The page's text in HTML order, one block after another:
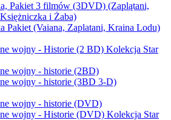
Pakiet 3 filmów (3DVD) (Zaplątani,
i Żaba)
Pakiet (Vaiana, Zaplatani, Kraina Lodu)
wojny - Historie (2 BD) Kolekcja Star
wojny - historie (2BD)
wojny - historie (3BD 3-D)
wojny - historie (DVD)
wojny - Historie (DVD) Kolekcja Star